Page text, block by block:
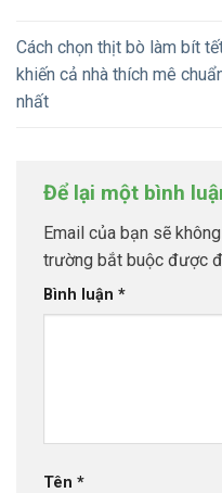
Cách chọn thịt bò làm bít
khiến cả nhà thích mê
nhất
Để lại một bình
Email của bạn sẽ
trường bắt buộc được
Bình luận *
Tên *